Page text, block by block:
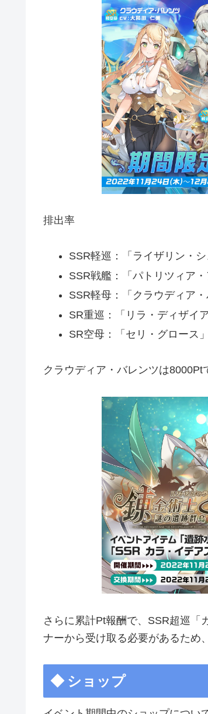
排出率
SSR軽巡：「ライザリン・
SSR戦艦：「パトリツィア
SSR軽母：「クラウディア
SR重巡：「リラ・ディザイ
SR空母：「セリ・グロース
クラウディア・バレンツは8000Pt
さらに累計Pt報酬で、SSR超巡「
ナーから受け取る必要があるため
ショップ